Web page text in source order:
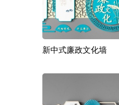
新中式廉政文化墙